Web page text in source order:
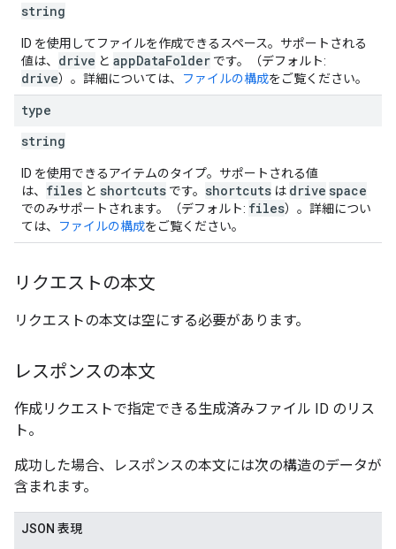
string
ID を使用してファイルを作成できるスペース。サポートされる
値は、 drive と appDataFolder です。（デフォルト:
drive）。詳細については、 ファイルの構成をご覧ください。
type
string
ID を使用できるアイテムのタイプ。サポートされる値
は、 files と shortcuts です。 shortcuts は drive space
でのみサポートされます。（デフォルト: files）。詳細につい
ては、
ファイルの構成をご覧ください。
リクエストの本文
リクエストの本文は空にする必要があります。
レスポンスの本文
作成リクエストで指定できる生成済みファイル ID のリス
ト。
成功した場合、レスポンスの本文には次の構造のデータが
含まれます。
JSON 表現